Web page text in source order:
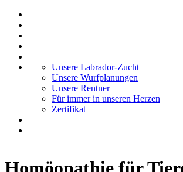
Unsere Labrador-Zucht
Unsere Wurfplanungen
Unsere Rentner
Für immer in unseren Herzen
Zertifikat